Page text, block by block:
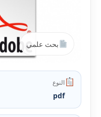
بحث علمي
النوع
pdf